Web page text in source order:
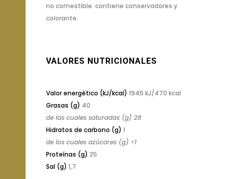
no comestible: contiene conservadores y
colorante.
VALORES NUTRICIONALES
Valor energético (kJ/kcal) 1945 kJ/470 kcal
Grasas (g) 40
de las cuales saturadas (g) 28
Hidratos de carbono (g) 1
de los cuales azúcares (g) <1
Proteínas (g) 25
Sal (g) 1,7